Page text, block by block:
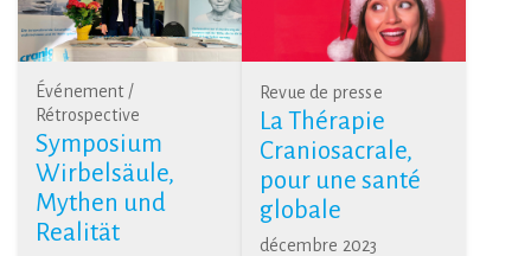
Événement /
Rétrospective
Symposium
Wirbelsäule,
Mythen und
Realität
Revue de presse
La Thérapie
Craniosacrale,
pour une santé
globale
décembre 2023